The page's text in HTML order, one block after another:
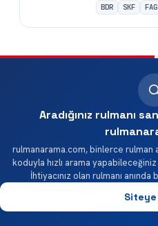
BDR SKF FAG
Aradığınız rulmanı
rulmanarama.com, binlerce rulman
koduyla hızlı arama
İhtiyacınız olan rulmanı anında